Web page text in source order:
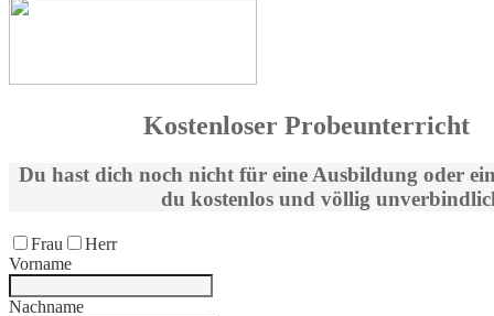
Kostenloser Probeunterricht
Du hast dich noch nicht für eine Ausbildung oder
du kostenlos und völlig
Frau
Herr
Vorname
Nachname